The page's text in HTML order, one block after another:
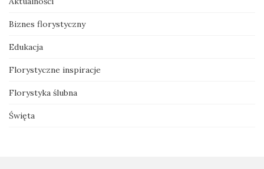
Biznes florystyczny
Edukacja
Florystyczne inspiracje
Florystyka ślubna
Święta